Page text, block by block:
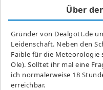
Über
Gründer von Dealgott.de
Leidenschaft. Neben den
Fai­ble für die Meteorologie
Ole). Solltet ihr mal eine
ich normalerweise 18
erreichbar.